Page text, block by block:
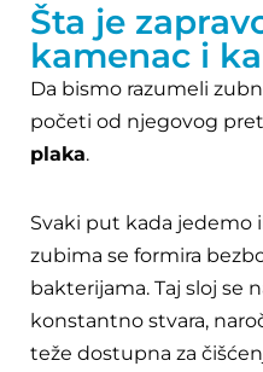
Šta je
kamenac i
Da bismo razumeli
početi od njegovog
plaka.
Svaki put kada jedemo
zubima se formira
bakterijama. Taj sloj se
konstantno stvara,
teže dostupna za